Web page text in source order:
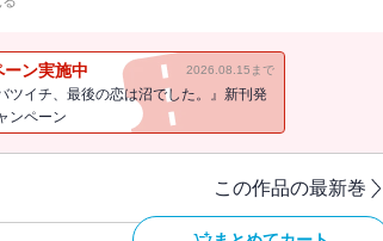
ーン実施中 2026.08.15まで
ツイチ、最後の恋は沼でした。』新刊発
ンペーン
この作品の最新巻